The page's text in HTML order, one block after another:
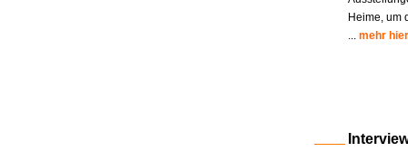
Heime, um
... mehr hier